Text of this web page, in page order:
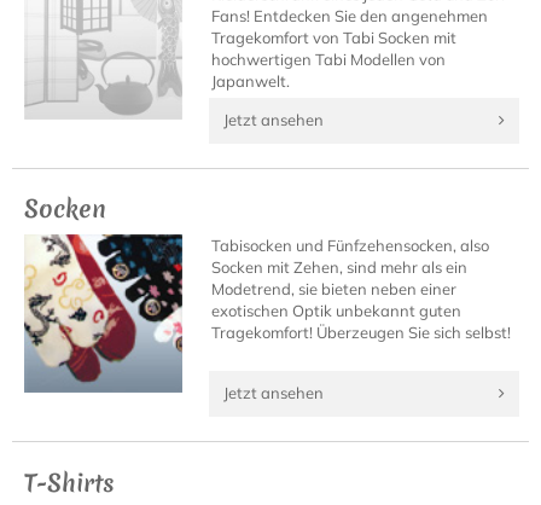
Fans! Entdecken Sie den angenehmen
Tragekomfort von Tabi Socken mit
hochwertigen Tabi Modellen von
Japanwelt.
Jetzt ansehen
Socken
Tabisocken und Fünfzehensocken, also
Socken mit Zehen, sind mehr als ein
Modetrend, sie bieten neben einer
exotischen Optik unbekannt guten
Tragekomfort! Überzeugen Sie sich selbst!
Jetzt ansehen
T-Shirts